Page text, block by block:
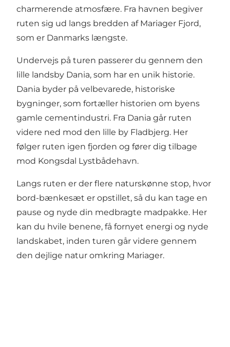
charmerende atmosfære. Fra havnen begiver
ruten sig ud langs bredden af Mariager Fjord,
som er Danmarks længste.
Undervejs på turen passerer du gennem den
lille landsby Dania, som har en unik historie.
Dania byder på velbevarede, historiske
bygninger, som fortæller historien om byens
gamle cementindustri. Fra Dania går ruten
videre ned mod den lille by Fladbjerg. Her
følger ruten igen fjorden og fører dig tilbage
mod Kongsdal Lystbådehavn.
Langs ruten er der flere naturskønne stop, hvor
bord-bænkesæt er opstillet, så du kan tage en
pause og nyde din medbragte madpakke. Her
kan du hvile benene, få fornyet energi og nyde
landskabet, inden turen går videre gennem
den dejlige natur omkring Mariager.